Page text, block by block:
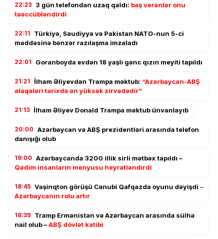
22:23 3 gün telefondan uzaq qaldı: baş verənlər onu
təəccübləndirdi
22:11
Türkiyə, Səudiyyə və Pakistan NATO-nun 5-ci
maddəsinə bənzər razılaşma imzaladı
22:01 Goranboyda evdən 18 yaşlı gənc qızın meyiti tapıldı
21:21 İlham Əliyevdən Trampa məktub: “Azərbaycan-ABŞ
əlaqələri tarixdə ən yüksək zirvədədir”
21:13 İlham Əliyev Donald Trampa məktub ünvanlayıb
20:00 Azərbaycan və ABŞ prezidentləri arasında telefon
danışığı olub
19:00 Azərbaycanda 3200 illik sirli mətbəx tapıldı –
Qədim insanların menyusu heyrətləndirdi
18:45 Vaşinqton görüşü Cənubi Qafqazda oyunu dəyişdi –
Azərbaycanın rolu artır
18:39 Tramp Ermənistan və Azərbaycan arasında sülhə
nail olub –ABŞ dövlət katibi